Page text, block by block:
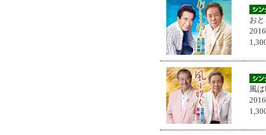
お
風